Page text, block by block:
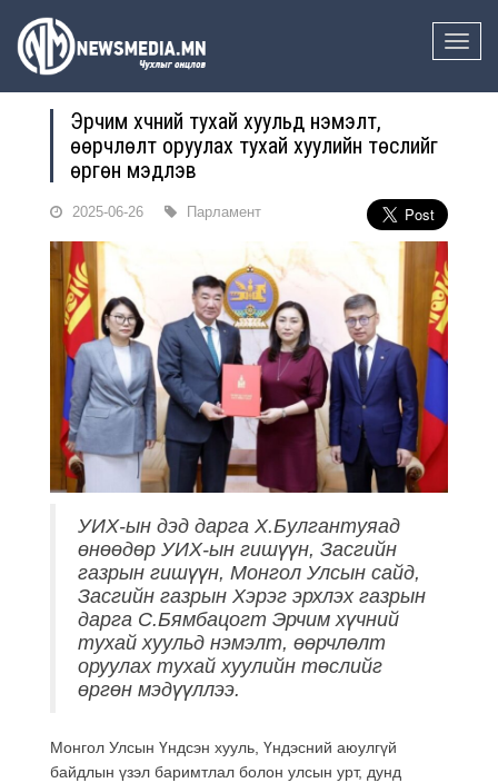
Toggle
Эрчим хүчний тухай хуульд нэмэлт,
өөрчлөлт оруулах тухай хуулийн төслийг
өргөн мэдүүлэв
2025-06-26 Парламент
УИХ-ын дэд дарга Х.Булгантуяад
өнөөдөр УИХ-ын гишүүн, Засгийн
газрын гишүүн, Монгол Улсын сайд,
Засгийн газрын Хэрэг эрхлэх газрын
дарга С.Бямбацогт Эрчим хүчний
тухай хуульд нэмэлт, өөрчлөлт
оруулах тухай хуулийн төслийг
өргөн мэдүүллээ.
Монгол Улсын Үндсэн хууль, Үндэсний аюулгүй
байдлын үзэл баримтлал болон улсын урт, дунд